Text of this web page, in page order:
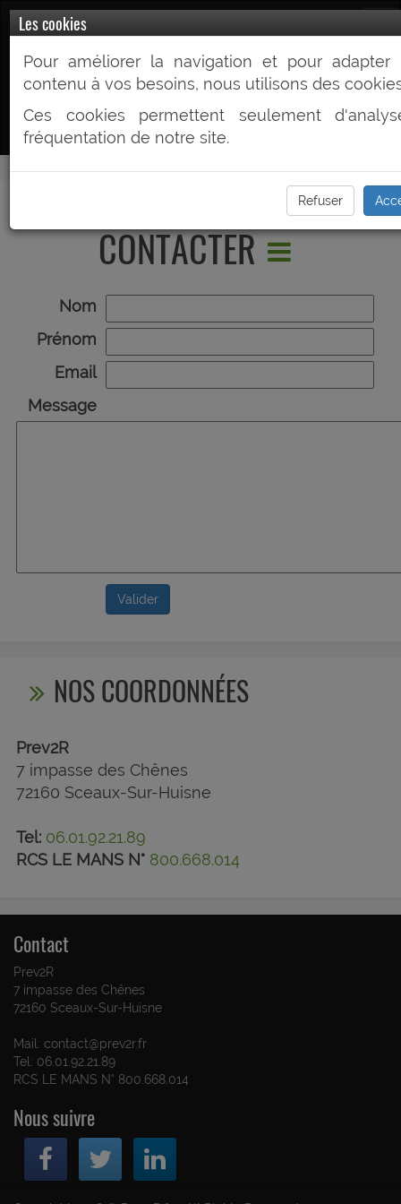
Prev2R.fr
Votre Partenaire Prévention du Risque
POUR NOUS
CONTACTER
Nom
Prénom
Email
Message
Valider
NOS COORDONNÉES
Prev2R
7 impasse des Chênes
72160 Sceaux-Sur-Huisne
Tel: 06.01.92.21.89
RCS LE MANS N° 800.668.014
Contact
Prev2R
7 impasse des Chênes
72160 Sceaux-Sur-Huisne
Mail: contact@prev2r.fr
Tel: 06.01.92.21.89
RCS LE MANS N° 800.668.014
Nous suivre
Les cookies
Pour améliorer la navigation et pour adapter
contenu à vos besoins, nous utilisons des
Ces cookies permettent seulement
fréquentation de notre site.
Refuser